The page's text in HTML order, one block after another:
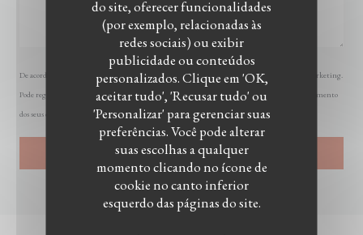
do site, oferecer funcionalidades
(por exemplo, relacionadas às
redes sociais) ou exibir
publicidade ou conteúdos
personalizados. Clique em 'OK,
aceitar tudo', 'Recusar tudo' ou
'Personalizar' para gerenciar suas
preferências. Você pode alterar
suas escolhas a qualquer
momento clicando no ícone de
cookie no canto inferior
esquerdo das páginas do site.
De acordo com a legislação de proteção de dados, tem o direito de se opor a comunicações de marketing.
Pode registar-se na Lista Robinson através derobinson.pt. Para mais informações sobre o tratamento
dos seus dados, consulte a nossapolítica de privacidade